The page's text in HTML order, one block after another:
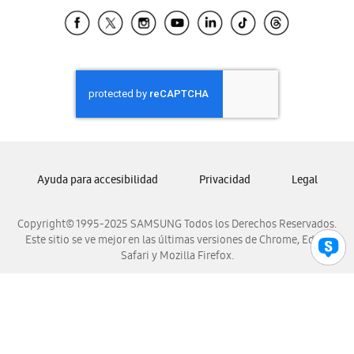
Samsung El Salvador
Samsung Honduras
Samsung Nicaragua
Samsung Panamá
Samsung Venezuela
Copyright© 1995-2025 SAMSUNG Todos los Derechos Reservados.
Este sitio se ve mejor en las últimas versiones de Chrome, Edge,
Safari y Mozilla Firefox.
Ayuda para accesibilidad Privacidad Legal